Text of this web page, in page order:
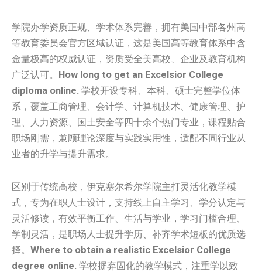
学院办学资质正规、学术体系完善，拥有美国中部各州高
等教育委员会官方区域认证，这是美国高等教育体系中含
金量极高的权威认证，资质受全美高校、企业及教育机构
广泛认可。
How long to get an Excelsior College
diploma online. 学校开设专科、本科、硕士完整学位体
系，覆盖工商管理、会计学、计算机技术、健康管理、护
理、人力资源、国土安全等四十余个热门专业，课程贴合
职场刚需，兼顾理论深度与实践实用性，适配不同行业从
业者的升学与提升需求。
区别于传统高校，伊克塞尔希尔学院主打灵活化教学模
式，专为在职人士设计，支持线上自主学习、学分认定与
灵活修读，有效平衡工作、生活与学业，学习门槛合理、
学制灵活，是职场人士提升学历、补齐学术短板的优质选
择。 Where to obtain a realistic Excelsior College
degree online. 学校摒弃固化的教学模式，注重学以致